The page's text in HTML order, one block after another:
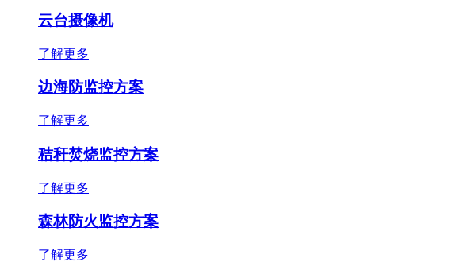
云台摄像机
了解更多
边海防监控方案
了解更多
秸秆焚烧监控方案
了解更多
森林防火监控方案
了解更多